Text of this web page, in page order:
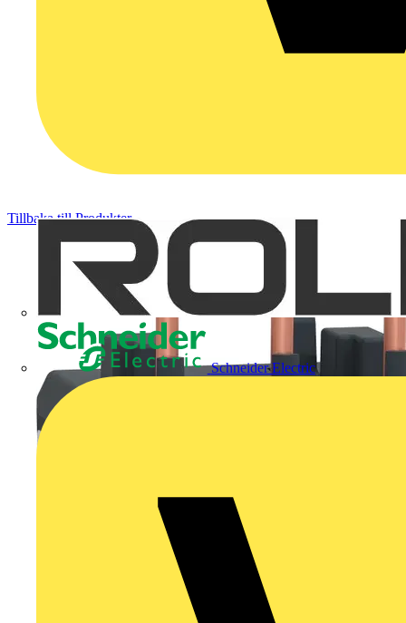
Schneider Electric
Tillbaka till Produkter